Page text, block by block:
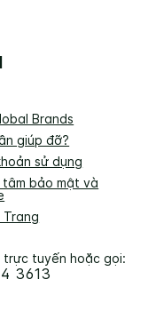
Brands
giúp đỡ?
sử dụng
tâm bảo mật và
Trang
tuyến hoặc gọi:
3613